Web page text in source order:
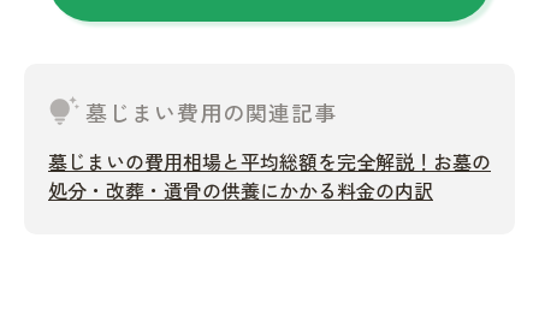
tips_and_updates墓じまい費用の関連記事
墓じまいの費用相場と平均総額を完全解説！お墓の
処分・改葬・遺骨の供養にかかる料金の内訳